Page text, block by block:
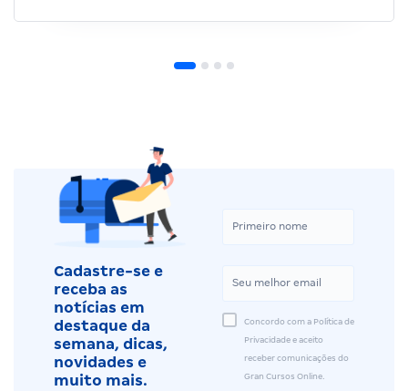
Cadastre-se e
receba as
notícias em
destaque da
semana, dicas,
novidades e
muito mais.
Concordo com a Política de
Privacidade e aceito
receber comunicações do
Gran Cursos Online.